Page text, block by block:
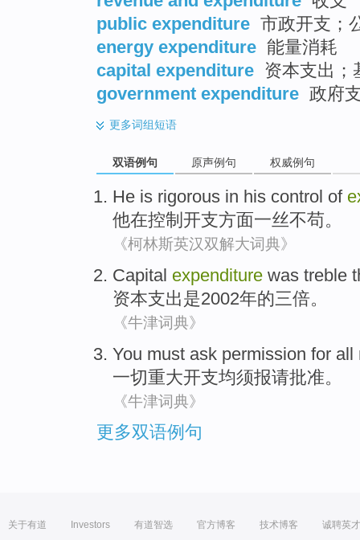
public expenditure 市政开支；
energy expenditure 能量消耗
capital expenditure 资本支出；
government expenditure 政府
更多词组短语
双语例句 原声例句 权威例句
He is rigorous in his control of
他在控制 开支方面一丝不苟。
《柯林斯英汉双解大词典》
Capital expenditure was treble
资本支出是2002年的三倍。
《牛津词典》
You must ask permission for all
一切重大开支均须报请批准。
《牛津词典》
更多双语例句
关于有道 Investors 有道智选 官方博客 技术博客 诚聘英才